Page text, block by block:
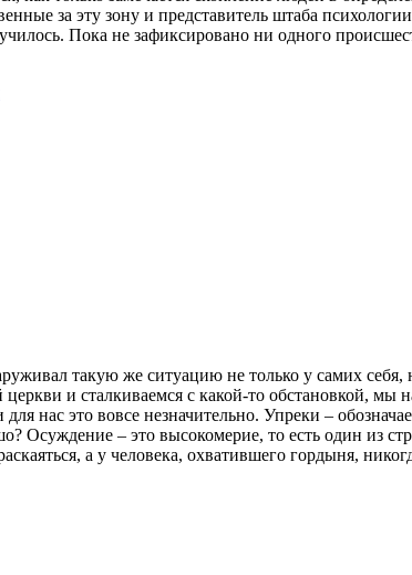
за эту зону и представитель штаба
Пока не зафиксировано ни одного
такую же ситуацию не только у самих
и сталкиваемся с какой-то обстановкой, мы
нас это вовсе незначительно. Упреки –
Осуждение – это высокомерие, то есть один из
а у человека, охватившего гордыня,